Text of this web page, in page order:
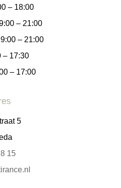
– 18:00
– 21:00
– 21:00
– 17:30
– 17:00
5
15